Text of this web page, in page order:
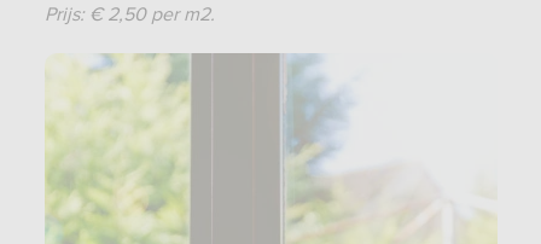
Prijs: € 2,50 per m2.